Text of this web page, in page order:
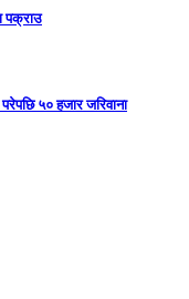
पक्राउ
५० हजार जरिवाना